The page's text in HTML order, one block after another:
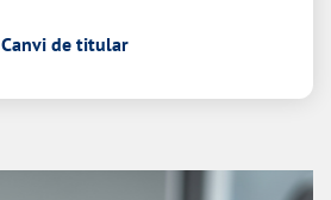
Canvi de titular